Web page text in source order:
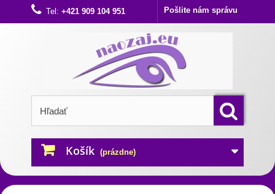
Pošlite nám správu
Tel: +421 909 104 951
Košík (prázdne)